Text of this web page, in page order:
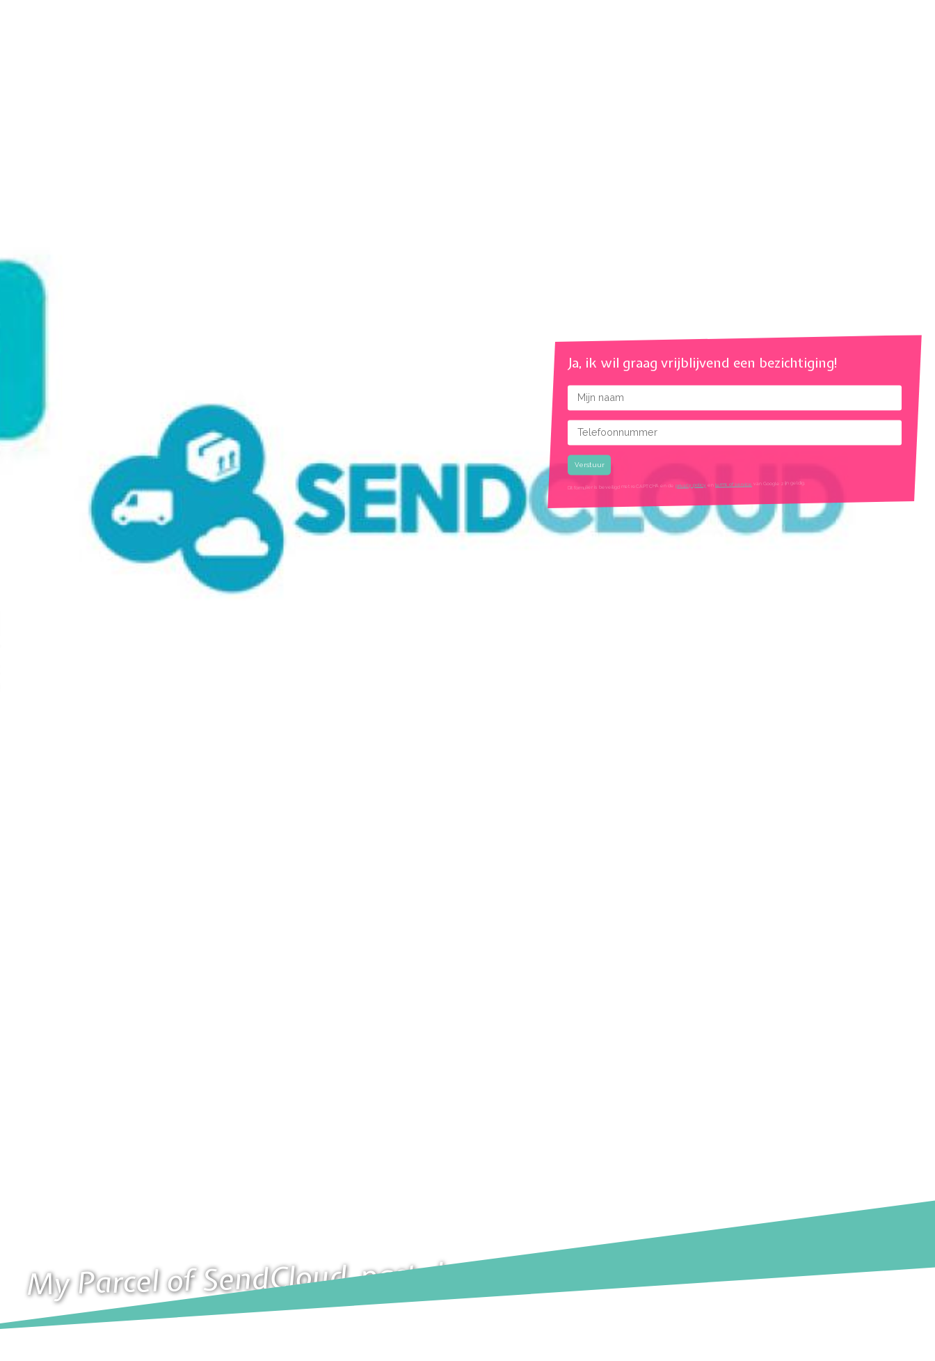
My Parcel of SendCloud, past deze dienstverlening bij jou?
Ja, ik wil graag vrijblijvend een bezichtiging!
Naam
Telefoonnummer
Gekozen ruimtes
google recaptcha uitleg
Dit formulier is beveiligd met reCAPTCHA en deprivacy policyenterms of service van Google zijn geldig.